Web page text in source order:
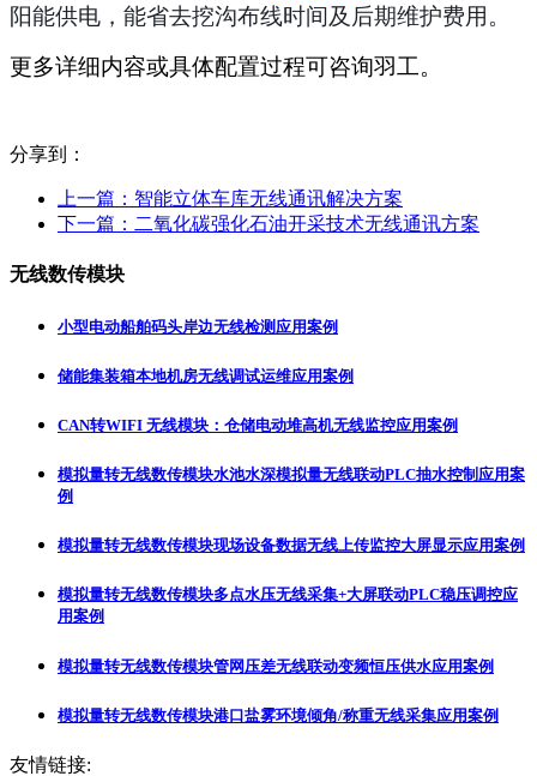
阳能供电，能省去挖沟布线时间及后期维护费用。
更多详细内容或具体配置过程可咨询羽工。
分享到：
上一篇： 智能立体车库无线通讯解决方案
下一篇： 二氧化碳强化石油开采技术无线通讯方案
无线数传模块
小型电动船舶码头岸边无线检测应用案例
储能集装箱本地机房无线调试运维应用案例
CAN转WIFI 无线模块：仓储电动堆高机无线监控应用案例
模拟量转无线数传模块水池水深模拟量无线联动PLC抽水控制应用案
例
模拟量转无线数传模块现场设备数据无线上传监控大屏显示应用案例
模拟量转无线数传模块多点水压无线采集+大屏联动PLC稳压调控应
用案例
模拟量转无线数传模块管网压差无线联动变频恒压供水应用案例
模拟量转无线数传模块港口盐雾环境倾角/称重无线采集应用案例
友情链接: